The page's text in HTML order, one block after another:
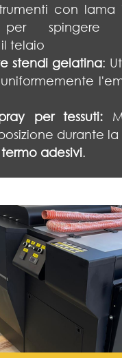
con lama
per spingere
telaio
stendi gelatina:
per tessuti:
durante
adesivi.